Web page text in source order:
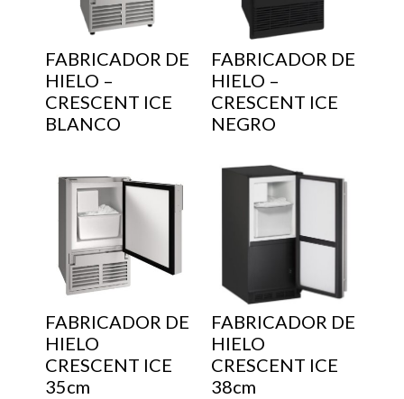
FABRICADOR DE
HIELO –
CRESCENT ICE
BLANCO
FABRICADOR DE
HIELO –
CRESCENT ICE
NEGRO
FABRICADOR DE
HIELO
CRESCENT ICE
35cm
FABRICADOR DE
HIELO
CRESCENT ICE
38cm